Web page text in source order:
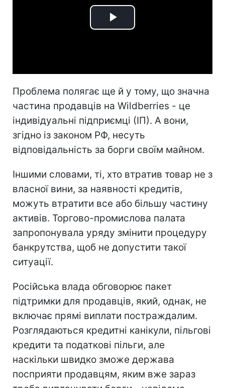
Play
Проблема полягає ще й у тому, що значна
частина продавців на Wildberries - це
індивідуальні підприємці (ІП). А вони,
згідно із законом РФ, несуть
відповідальність за борги своїм майном.
Іншими словами, ті, хто втратив товар не з
власної вини, за наявності кредитів,
можуть втратити все або більшу частину
активів. Торгово-промислова палата
запропонувала уряду змінити процедуру
банкрутства, щоб не допустити такої
ситуації.
Російська влада обговорює пакет
підтримки для продавців, який, однак, не
включає прямі виплати постраждалим.
Розглядаються кредитні канікули, пільгові
кредити та податкові пільги, але
наскільки швидко зможе держава
посприяти продавцям, яким вже зараз